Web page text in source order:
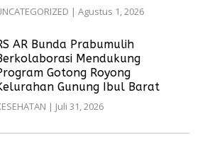
| Agustus 1, 2026
AR Bunda Prabumulih
Mendukung
Gotong Royong
Gunung Ibul Barat
| Juli 31, 2026